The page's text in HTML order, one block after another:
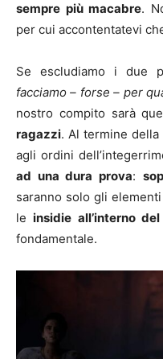
sempre più macabre.
per cui accontentatevi
Se escludiamo i due
facciamo – forse – per
nostro compito sarà
ragazzi. Al termine
agli ordini
ad una dura prova:
saranno solo gli
leinsidie all’interno
fondamentale.